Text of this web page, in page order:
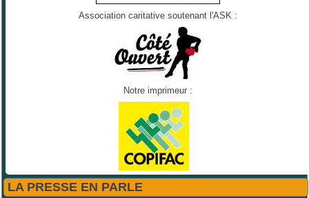
Association caritative soutenant l'ASK :
Notre imprimeur :
LA PRESSE EN PARLE